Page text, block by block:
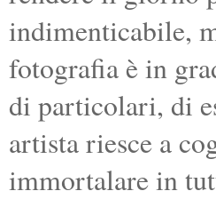
indimenticabile,
fotografia è in
di particolari, di
artista riesce a
immortalare in